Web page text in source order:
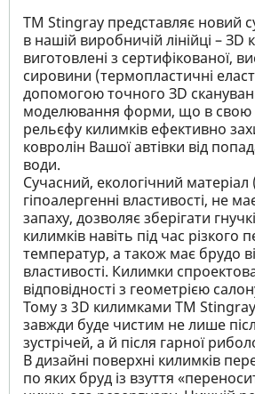
ТМ Stingray представляє новий
в нашій виробничій лінійці – ЗD
виготовлені з сертифікованої,
сировини (термопластичні
допомогою точного ЗD
моделювання форми, що в свою
рельєфу килимків ефективно
ковролін Вашої автівки від
води.
Сучасний, екологічний
гіпоалергенні властивості, не
запаху, дозволяє зберігати
килимків навіть під час різкого
температур, а також має брудо
властивості. Килимки
відповідності з геометрією
Тому з 3D килимками TM
завжди буде чистим не лише
зустрічей, а й після гарної
В дизайні поверхні килимків
по яких бруд із взуття